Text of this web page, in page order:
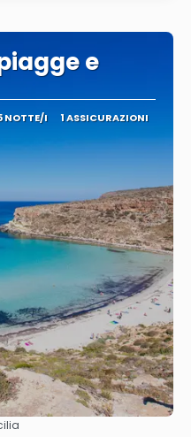
e
NOTTE/I 1 ASSICURAZIONI